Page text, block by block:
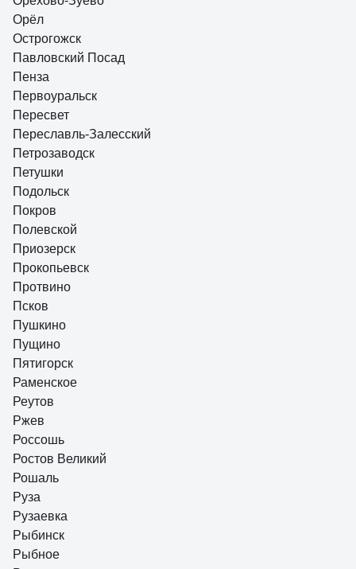
Орёл
Острогожск
Павловский Посад
Пенза
Первоуральск
Пересвет
Переславль-Залесский
Петрозаводск
Петушки
Подольск
Покров
Полевской
Приозерск
Прокопьевск
Протвино
Псков
Пушкино
Пущино
Пятигорск
Раменское
Реутов
Ржев
Россошь
Ростов Великий
Рошаль
Руза
Рузаевка
Рыбинск
Рыбное